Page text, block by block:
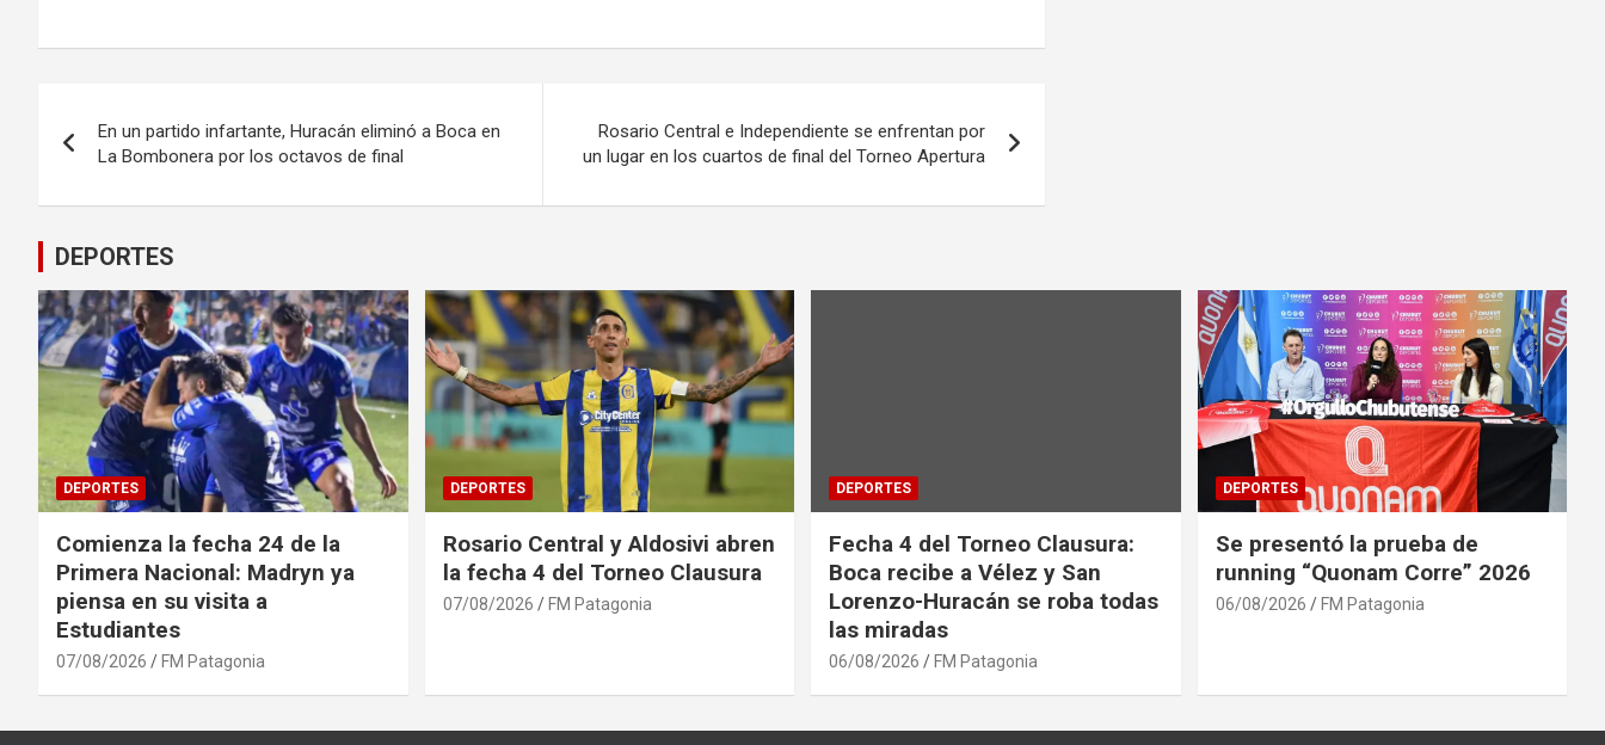
de
entradas
En un partido infartante, Huracán eliminó a Boca en
La Bombonera por los octavos de final
Rosario Central e Independiente se enfrentan por
un lugar en los cuartos de final del Torneo Apertura
DEPORTES
DEPORTES
Comienza la fecha 24 de la
Primera Nacional: Madryn ya
piensa en su visita a
Estudiantes
07/08/2026 FM Patagonia
DEPORTES
Rosario Central y Aldosivi abren
la fecha 4 del Torneo Clausura
07/08/2026 FM Patagonia
DEPORTES
Fecha 4 del Torneo Clausura:
Boca recibe a Vélez y San
Lorenzo-Huracán se roba todas
las miradas
06/08/2026 FM Patagonia
DEPORTES
Se presentó la prueba de
running “Quonam Corre” 2026
06/08/2026 FM Patagonia